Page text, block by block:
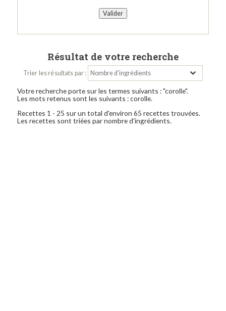
Résultat de votre recherche
Trier les résultats par :
Votre recherche porte sur les termes suivants : "corolle".
Les mots retenus sont les suivants : corolle.
Recettes 1 - 25 sur un total d'environ 65 recettes trouvées.
Les recettes sont triées par nombre d'ingrédients.